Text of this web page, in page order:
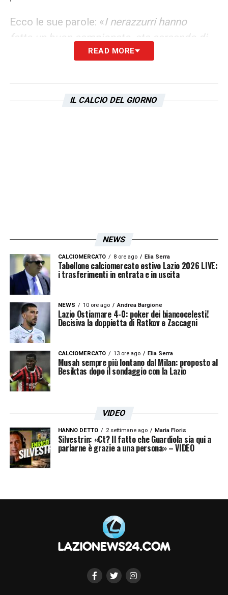
Ecco le sue parole: «I nerazzurri hanno
fatto un buon campionato, sta cercando di
inculcare la propria mentalità. Se non trova
troppo lontano, nella scia di chi negli scorsi
anni i campionati li ha stracciati, tranne per
Iscriviti gratis alla nostra
ISCRIVIMI
LA PLAYLIST DELLE NOSTRE TOP NEWS
READ MORE
IL CALCIO DEL GIORNO
NEWS
CALCIOMERCATO 8 ore ago Elia Serra
Tabellone calciomercato estivo Lazio 2026 LIVE:
i trasferimenti in entrata e in uscita
NEWS 10 ore ago Andrea Bargione
Lazio Ostiamare 4-0: poker dei biancocelesti!
Decisiva la doppietta di Ratkov e Zaccagni
CALCIOMERCATO 13 ore ago Elia Serra
Musah sempre più lontano dal Milan: proposto al
Besiktas dopo il sondaggio con la Lazio
VIDEO
HANNO DETTO 2 settimane ago Maria Floris
Silvestrin: «Ct? Il fatto che Guardiola sia qui a
parlarne è grazie a una persona» – VIDEO